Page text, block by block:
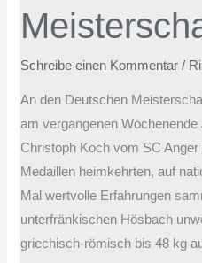
Schreibe einen Kommentar /
An den Deutschen
am vergangenen
Christoph Koch vom SC
Medaillen heimkehrten, auf
Mal wertvolle Erfahrungen
unterfränkischen Hösbach
griechisch-römisch bis 48 kg